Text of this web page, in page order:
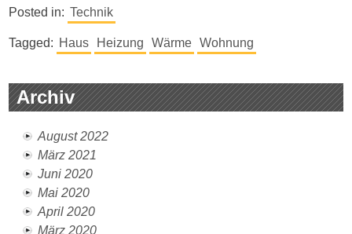
Posted in: Technik
Tagged: Haus Heizung Wärme Wohnung
Archiv
August 2022
März 2021
Juni 2020
Mai 2020
April 2020
März 2020